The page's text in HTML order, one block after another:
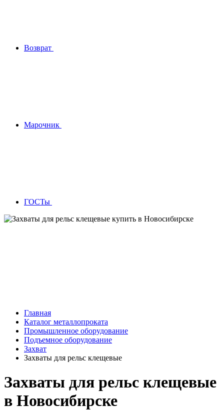
Возврат
Марочник
ГОСТы
Главная
Каталог металлопроката
Промышленное оборудование
Подъемное оборудование
Захват
Захваты для рельс клещевые
Захваты для рельс клещевые
в Новосибирске